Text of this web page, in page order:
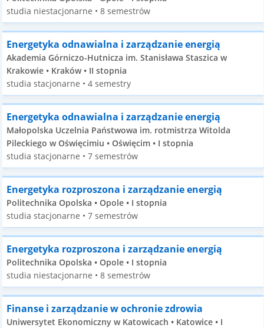
studia niestacjonarne • 8 semestrów
Energetyka odnawialna i zarządzanie energią
Akademia Górniczo-Hutnicza im. Stanisława Staszica w
Krakowie • Kraków • II stopnia
studia stacjonarne • 4 semestry
Energetyka odnawialna i zarządzanie energią
Małopolska Uczelnia Państwowa im. rotmistrza Witolda
Pileckiego w Oświęcimiu • Oświęcim • I stopnia
studia stacjonarne • 7 semestrów
Energetyka rozproszona i zarządzanie energią
Politechnika Opolska • Opole • I stopnia
studia stacjonarne • 7 semestrów
Energetyka rozproszona i zarządzanie energią
Politechnika Opolska • Opole • I stopnia
studia niestacjonarne • 8 semestrów
Finanse i zarządzanie w ochronie zdrowia
Uniwersytet Ekonomiczny w Katowicach • Katowice • I